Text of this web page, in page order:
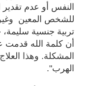
النفس أو عدم
للشخص المعين
تربية جنسية
أن كلمة الله قدمت
المشكلة. وهذا
الهرب".